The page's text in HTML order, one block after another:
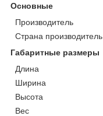
Основные
Производитель
Страна производитель
Габаритные размеры
Длина
Ширина
Высота
Вес